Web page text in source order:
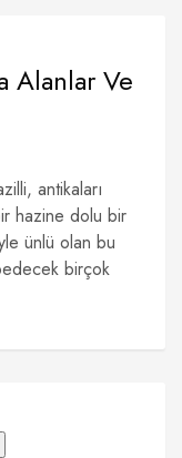
Alanlar Ve
antikaları
hazine dolu bir
ünlü olan bu
birçok